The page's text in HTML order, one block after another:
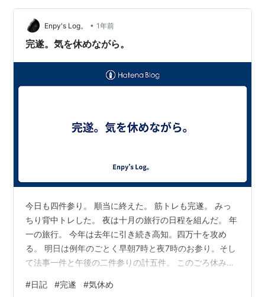
Enpy's Log。 • 1年前
完遂。気を休めながら。
今日も四件参り。 順当に終えた。 筋トレも完遂。 みっ
ちり背中トレした。 夜は十月の旅行の日程を組んだ。 年
一の旅行。 今年は去年に引き続き高知。四万十を攻め
る。 明日は例年のごとく早朝7時と夜7時のお参り。そし
て法事一件と午後の二件参りの計五件。 このごろ休みが
合間も動いてしまっている。 機嫌が維持できていないの
#日記 #完遂 #気休め